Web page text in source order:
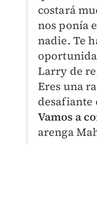
costará
nos ponía
nadie. Te
Larry de
Eres una
desafiante
Vamos a
arenga